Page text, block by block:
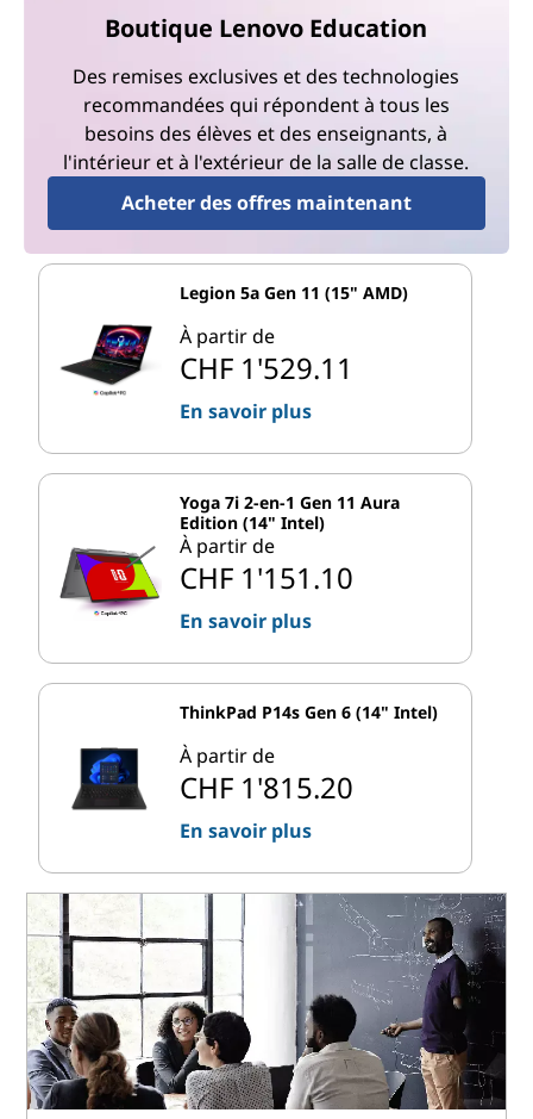
Boutique Lenovo Education
Des remises exclusives et des technologies
recommandées qui répondent à tous les
besoins des élèves et des enseignants, à
l'intérieur et à l'extérieur de la salle de classe.
Acheter des offres maintenant
Legion 5a Gen 11 (15" AMD)
À partir de
CHF 1'529.11
En savoir plus
Yoga 7i 2-en-1 Gen 11 Aura
Edition (14" Intel)
À partir de
CHF 1'151.10
En savoir plus
ThinkPad P14s Gen 6 (14" Intel)
À partir de
CHF 1'815.20
En savoir plus